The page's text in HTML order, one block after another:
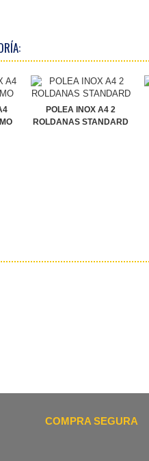
POLEA INOX A4 2
ROLDANAS STANDARD
COMPRA SEGURA